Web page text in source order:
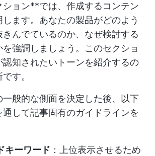
ション**では、作成するコンテン
ます。あなたの製品がどのよう
んでているのか、なぜ検討する
強調しましょう。このセクショ
認知されたいトーンを紹介するの
す。
一般的な側面を決定した後、以下
して記事固有のガイドラインを
キーワード ：上位表示させるため